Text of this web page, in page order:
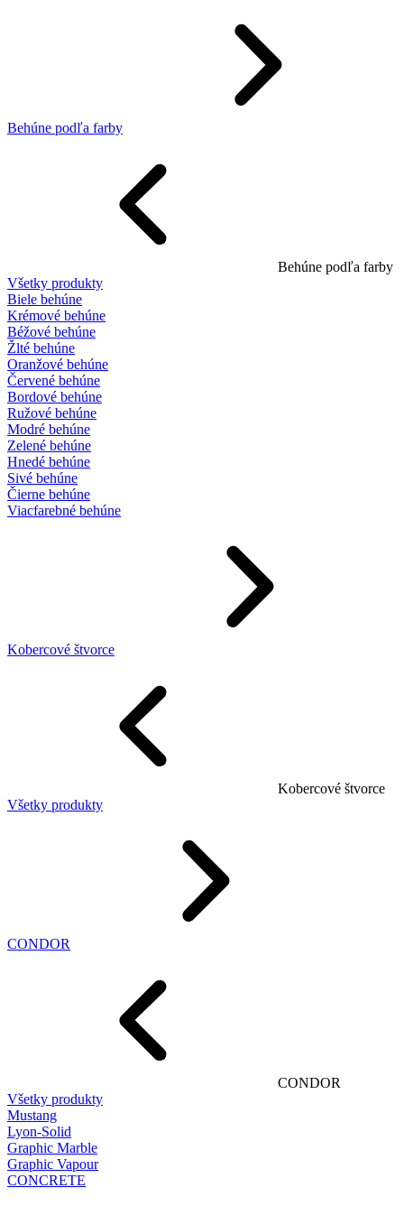
Behúne podľa farby
Behúne podľa farby
Všetky produkty
Biele behúne
Krémové behúne
Béžové behúne
Žlté behúne
Oranžové behúne
Červené behúne
Bordové behúne
Ružové behúne
Modré behúne
Zelené behúne
Hnedé behúne
Sivé behúne
Čierne behúne
Viacfarebné behúne
Kobercové štvorce
Kobercové štvorce
Všetky produkty
CONDOR
CONDOR
Všetky produkty
Mustang
Lyon-Solid
Graphic Marble
Graphic Vapour
CONCRETE